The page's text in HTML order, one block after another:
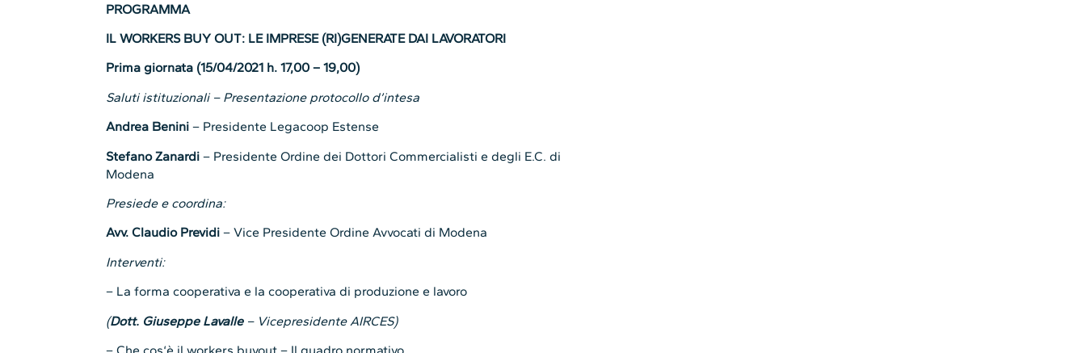
PROGRAMMA
IL WORKERS BUY OUT: LE IMPRESE (RI)GENERATE DAI LAVORATORI
Prima giornata (15/04/2021 h. 17,00 – 19,00)
Saluti istituzionali – Presentazione protocollo d’intesa
Andrea Benini – Presidente Legacoop Estense
Stefano Zanardi – Presidente Ordine dei Dottori Commercialisti e degli E.C. di
Modena
Presiede e coordina:
Avv. Claudio Previdi – Vice Presidente Ordine Avvocati di Modena
Interventi:
– La forma cooperativa e la cooperativa di produzione e lavoro
(Dott. Giuseppe Lavalle– Vicepresidente AIRCES)